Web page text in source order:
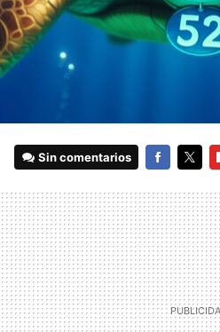
Sin comentarios